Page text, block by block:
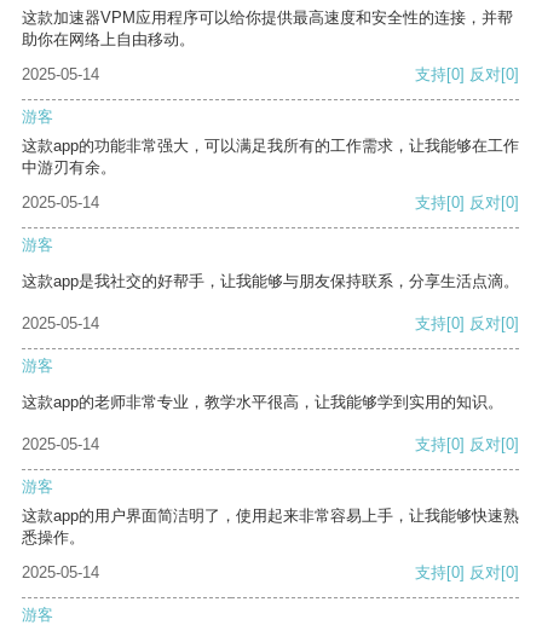
这款加速器VPM应用程序可以给你提供最高速度和安全性的连接，并帮
助你在网络上自由移动。
2025-05-14
支持[0] 反对[0]
游客
这款app的功能非常强大，可以满足我所有的工作需求，让我能够在工作
中游刃有余。
2025-05-14
支持[0] 反对[0]
游客
这款app是我社交的好帮手，让我能够与朋友保持联系，分享生活点滴。
2025-05-14 支持[0] 反对[0]
游客
这款app的老师非常专业，教学水平很高，让我能够学到实用的知识。
2025-05-14 支持[0] 反对[0]
游客
这款app的用户界面简洁明了，使用起来非常容易上手，让我能够快速熟
悉操作。
2025-05-14
支持[0] 反对[0]
游客